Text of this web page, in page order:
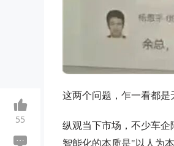
这两个问题，乍一看都是
纵观当下市场，不少车
智能化的本质是"以人为
55